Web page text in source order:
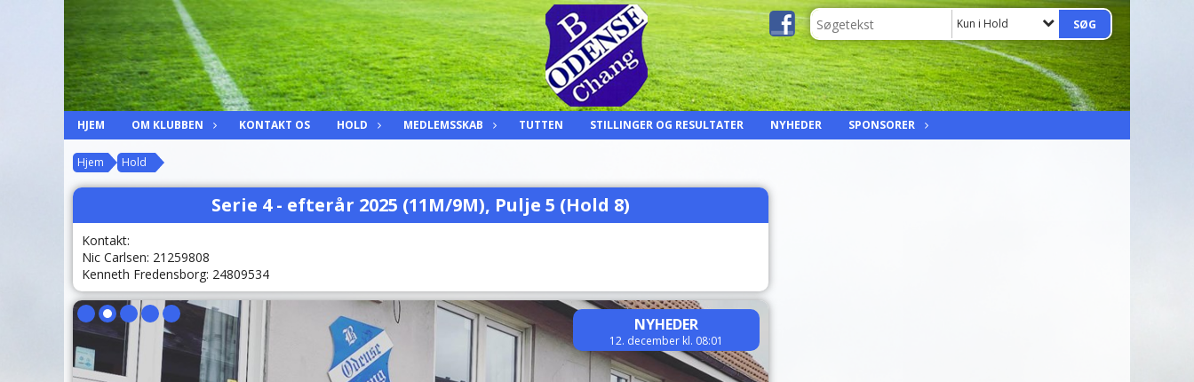
Kun i Hold
HJEM OM KLUBBEN KONTAKT OS HOLD MEDLEMSSKAB TUTTEN STILLINGER OG RESULTATER NYHEDER SPONSORER
Hjem Hold
Serie 4 - efterår 2025 (11M/9M), Pulje 5 (Hold 8)
Kontakt:
Nic Carlsen: 21259808
Kenneth Fredensborg: 24809534
NYHEDER
12. december kl. 08:01